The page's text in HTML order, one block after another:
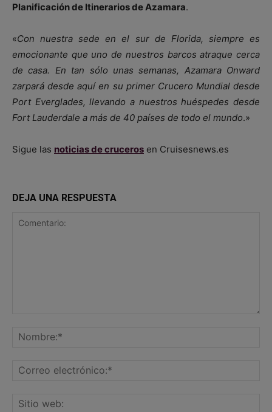
Planificación de Itinerarios de Azamara.
«Con nuestra sede en el sur de Florida, siempre es
emocionante que uno de nuestros barcos atraque cerca
de casa. En tan sólo unas semanas, Azamara Onward
zarpará desde aquí en su primer Crucero Mundial desde
Port Everglades, llevando a nuestros huéspedes desde
Fort Lauderdale a más de 40 países de todo el mundo.»
Sigue las noticias de cruceros en Cruisesnews.es
DEJA UNA RESPUESTA